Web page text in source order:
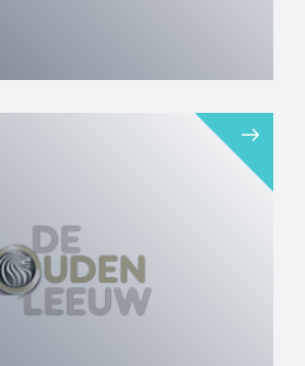
een innovatief Nederlands